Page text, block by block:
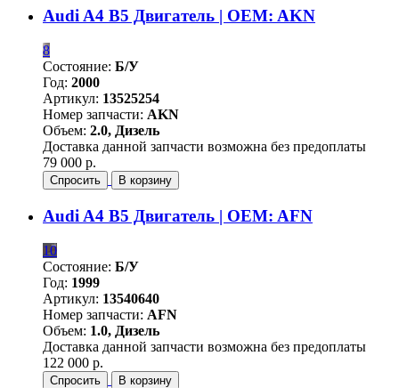
Audi A4 B5 Двигатель | OEM: AKN
8
Состояние: Б/У
Год: 2000
Артикул: 13525254
Номер запчасти: AKN
Объем: 2.0, Дизель
Доставка данной запчасти возможна без предоплаты
79 000 р.
Спросить В корзину
Audi A4 B5 Двигатель | OEM: AFN
10
Состояние: Б/У
Год: 1999
Артикул: 13540640
Номер запчасти: AFN
Объем: 1.0, Дизель
Доставка данной запчасти возможна без предоплаты
122 000 р.
Спросить В корзину